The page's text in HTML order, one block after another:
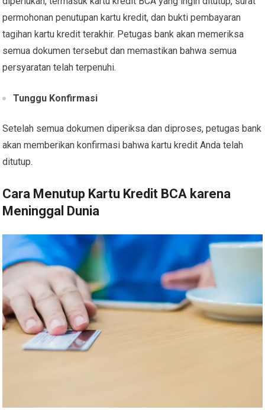
permohonan penutupan kartu kredit, dan bukti pembayaran
tagihan kartu kredit terakhir. Petugas bank akan memeriksa
semua dokumen tersebut dan memastikan bahwa semua
persyaratan telah terpenuhi.
Tunggu Konfirmasi
Setelah semua dokumen diperiksa dan diproses, petugas bank
akan memberikan konfirmasi bahwa kartu kredit Anda telah
ditutup.
Cara Menutup Kartu Kredit BCA karena
Meninggal Dunia